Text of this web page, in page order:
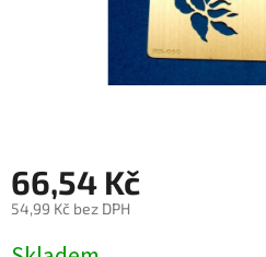
66,54 Kč
54,99 Kč bez DPH